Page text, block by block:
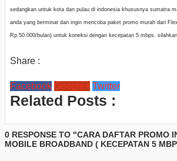
sedangkan untuk kota dan pulau di indonesia khususnya sumatra
anda yang berminat dan ingin mencoba paket promo murah dari
Rp.50.000/bulan) untuk koneksi dengan kecepatan 5 mbps.
Share :
Facebook Google+ Twitter
Related Posts :
0 RESPONSE TO "CARA DAFTAR PROMO
MOBILE BROADBAND ( KECEPATAN 5